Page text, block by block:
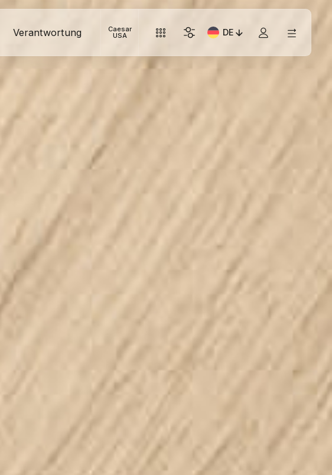
Verantwortung Caesar
USA DE
Aktuelle Sprache: Italiano